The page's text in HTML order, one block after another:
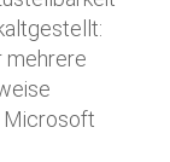
mehrere
Microsoft